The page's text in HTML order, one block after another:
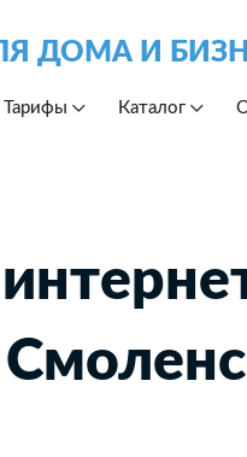
ДОМА И
Тарифы Каталог